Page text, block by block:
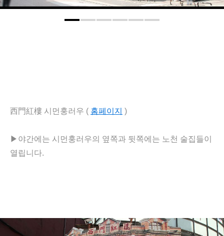
西門紅樓 시먼훙러우 ( 홈페이지 )
▶야간에는 시먼훙러우의 옆쪽과 뒷쪽에는 노천 술집들이
열립니다.